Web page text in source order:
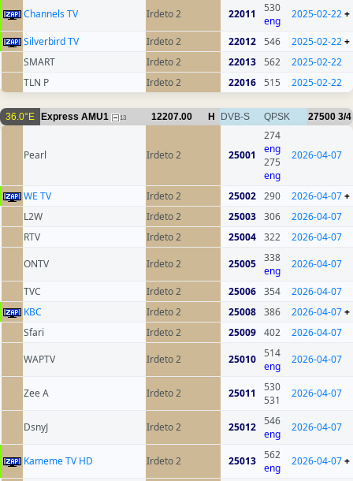
Channels TV Irdeto 2 22011
530
eng
2025-02-22+
Silverbird TV Irdeto 2 22012 546 2025-02-22+
SMART
Irdeto 2 22013 562
2025-02-22
TLN P
Irdeto 2 22016 515 2025-02-22
36.0°E Express AMU1 13 12207.00 H DVB-S QPSK 27500 3/4
Pearl Irdeto 2 25001
274
eng
275
eng
2026-04-07
WE TV Irdeto 2 25002 290 2026-04-07+
L2W
Irdeto 2 25003 306
2026-04-07
RTV
Irdeto 2 25004 322
2026-04-07
ONTV
Irdeto 2 25005
338
eng
2026-04-07
TVC Irdeto 2 25006 354
2026-04-07
KBC
Irdeto 2 25008 386 2026-04-07+
Sfari
Irdeto 2 25009 402
2026-04-07
WAPTV
Irdeto 2 25010
514
eng
2026-04-07
Zee A Irdeto 2 25011
530
531
2026-04-07
DsnyJ Irdeto 2 25012
546
eng
2026-04-07
Kameme TV HD Irdeto 2 25013
562
eng
2026-04-07+